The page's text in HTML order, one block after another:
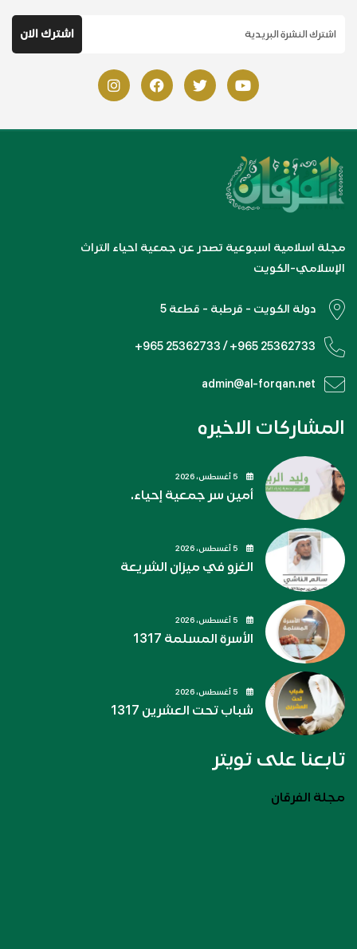
مجلة اسلامية اسبوعية تصدر عن جمعية احياء التراث
الإسلامي-الكويت
دولة الكويت - قرطبة - قطعة 5
+965 25362733 / +965 25362733
admin@al-forqan.net
المشاركات الاخيره
أمين سر جمعية إحياء.
الغزو في ميزان الشريعة
الأسرة المسلمة 1317
شباب تحت العشرين 1317
تابعنا على تويتر
مجلة الفرقان